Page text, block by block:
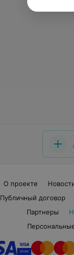
О проекте
Публичный договор
Партнеры